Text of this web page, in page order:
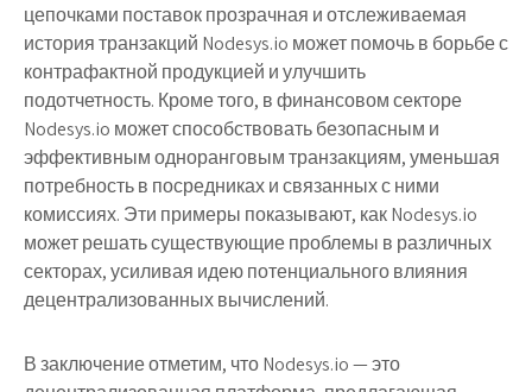
цепочками поставок прозрачная и отслеживаемая
история транзакций Nodesys.io может помочь в борьбе с
контрафактной продукцией и улучшить
подотчетность. Кроме того, в финансовом секторе
Nodesys.io может способствовать безопасным и
эффективным одноранговым транзакциям, уменьшая
потребность в посредниках и связанных с ними
комиссиях. Эти примеры показывают, как Nodesys.io
может решать существующие проблемы в различных
секторах, усиливая идею потенциального влияния
децентрализованных вычислений.
В заключение отметим, что Nodesys.io — это